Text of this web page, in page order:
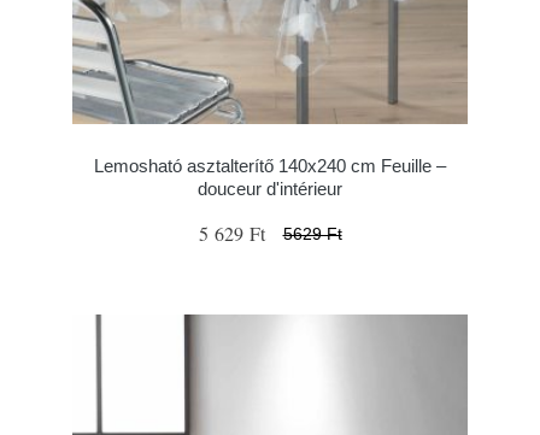
Lemosható asztalterítő 140x240 cm Feuille –
douceur d'intérieur
5 629 Ft 5629 Ft